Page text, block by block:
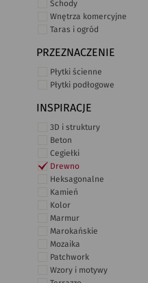
Schody
Wnętrza komercyjne
Taras i ogród
PRZEZNACZENIE
Płytki ścienne
Płytki podłogowe
INSPIRACJE
3D i struktury
Beton
Cegiełki
Drewno
Heksagonalne
Kamień
Kolor
Marmur
Marokańskie
Mozaika
Patchwork
Wzory i motywy